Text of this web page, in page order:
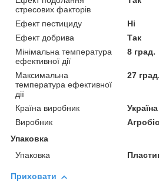
стресових факторів
Ефект пестициду
Ні
Ефект добрива
Так
Мінімальна температура
ефективної дії
8 град.
Максимальна
температура ефективної
дії
27 град.
Країна виробник
Україна
Виробник
Упаковка
Упаковка
Приховати